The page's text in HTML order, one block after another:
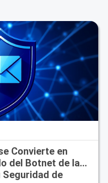
Convierte en
del Botnet de la
Seguridad de